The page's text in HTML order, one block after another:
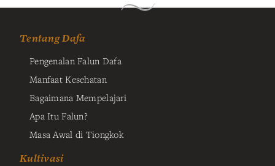
Tentang Dafa
Pengenalan Falun Dafa
Manfaat Kesehatan
Bagaimana Mempelajari
Apa Itu Falun?
Masa Awal di Tiongkok
Kultivasi